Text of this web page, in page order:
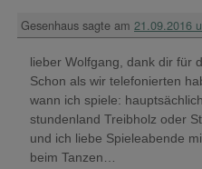
Gesenhaus sagte am 21.09.2016
lieber Wolfgang, dank dir für
Schon als wir telefonierten
wann ich spiele:
stundenland Treibholz oder
und ich liebe Spieleabende
beim Tanzen…